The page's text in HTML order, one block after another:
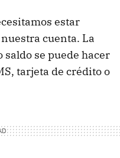
estar
cuenta. La
se puede hacer
, tarjeta de crédito o